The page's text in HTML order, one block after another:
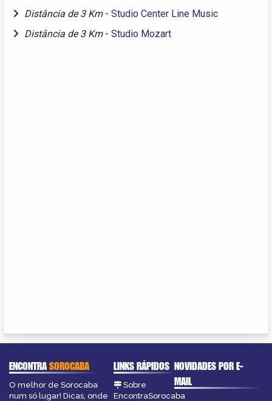
Distância de 3 Km - Studio Center Line Music
Distância de 3 Km - Studio Mozart
ENCONTRASOROCABA
O melhor de Sorocaba
num só lugar! Dicas, onde
LINKS RÁPIDOS
Sobre
EncontraSorocaba
NOVIDADES POR E-
MAIL